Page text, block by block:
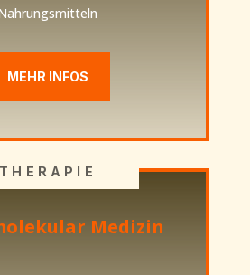
MEHR INFOS
THERAPIE
Medizin